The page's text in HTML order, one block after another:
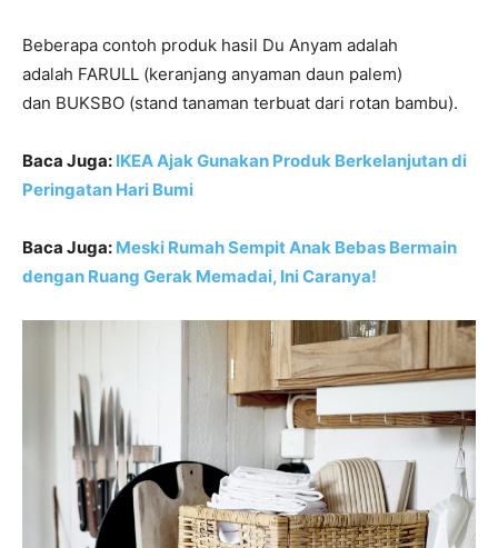
Beberapa contoh produk hasil Du Anyam adalah
adalah FARULL (keranjang anyaman daun palem)
dan BUKSBO (stand tanaman terbuat dari rotan bambu).
Baca Juga: IKEA Ajak Gunakan Produk Berkelanjutan di
Peringatan Hari Bumi
Baca Juga: Meski Rumah Sempit Anak Bebas Bermain
dengan Ruang Gerak Memadai, Ini Caranya!